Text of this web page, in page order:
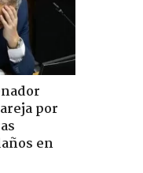
por
en